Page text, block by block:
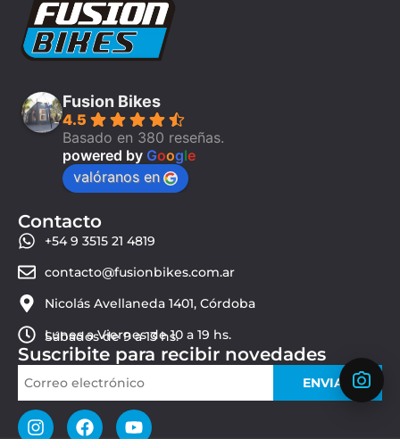
Fusion Bikes
4.5
Basado en 380 reseñas.
powered by Google
valóranos en
Contacto
+54 9 3515 21 4819
contacto@fusionbikes.com.ar
Nicolás Avellaneda 1401, Córdoba
Lunes a Viernes de 10 a 19 hs.
Sábados de 9 a 13 hs.
Suscribite para recibir novedades
ENVIAR